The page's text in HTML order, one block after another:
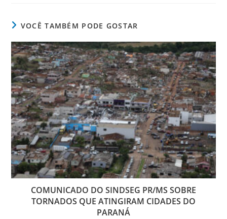
VOCÊ TAMBÉM PODE GOSTAR
COMUNICADO DO SINDSEG PR/MS SOBRE
TORNADOS QUE ATINGIRAM CIDADES DO
PARANÁ